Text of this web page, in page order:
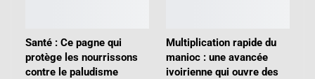
Santé : Ce pagne qui
protège les nourrissons
contre le paludisme
Multiplication rapide du
manioc : une avancée
ivoirienne qui ouvre des